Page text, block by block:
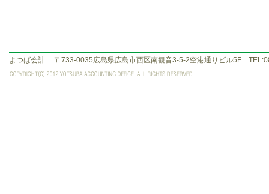
よつば会計 〒733-0035広島県広島市西区南観音3-5-2空港通りビル5F